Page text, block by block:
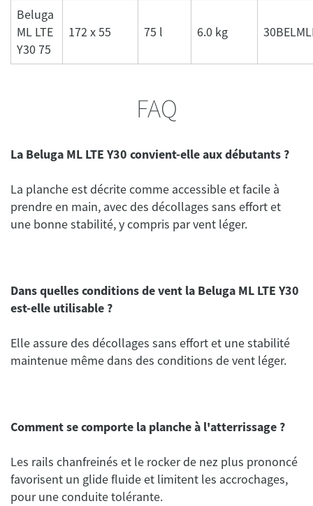
Beluga
ML LTE
Y30 75
172 x 55 75 l 6.0 kg
FAQ
La Beluga ML LTE Y30 convient-elle aux débutants ?
La planche est décrite comme accessible et facile à
prendre en main, avec des décollages sans effort et
une bonne stabilité, y compris par vent léger.
Dans quelles conditions de vent la Beluga ML LTE Y30
est-elle utilisable ?
Elle assure des décollages sans effort et une stabilité
maintenue même dans des conditions de vent léger.
Comment se comporte la planche à l'atterrissage ?
Les rails chanfreinés et le rocker de nez plus prononcé
favorisent un glide fluide et limitent les accrochages,
pour une conduite tolérante.